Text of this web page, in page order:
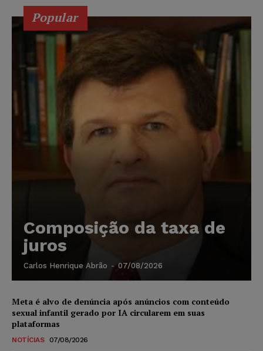
Popular
Composição da taxa de
juros
Carlos Henrique Abrão - 07/08/2026
Meta é alvo de denúncia após anúncios com conteúdo
sexual infantil gerado por IA circularem em suas
plataformas
NOTÍCIAS 07/08/2026